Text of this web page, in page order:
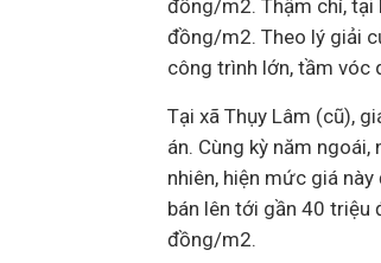
đồng/m2. Thậm chí, tại
đồng/m2. Theo lý giải
công trình lớn, tầm vóc
Tại xã Thụy Lâm (cũ),
án. Cùng kỳ năm
nhiên, hiện mức giá
bán lên tới gần 40
đồng/m2.